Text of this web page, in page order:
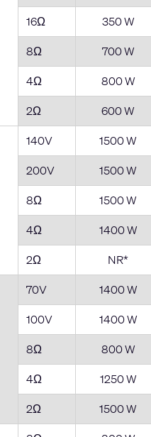
16Ω
350 W
8Ω
700 W
4Ω
800 W
2Ω
600 W
140V 1500 W
200V
1500 W
8Ω
1500 W
4Ω
1400 W
2Ω
NR*
70V 1400 W
100V
1400 W
8Ω
800 W
4Ω
1250 W
2Ω
1500 W